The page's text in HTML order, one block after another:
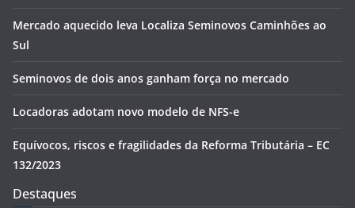
Mercado aquecido leva Localiza Seminovos Caminhões ao
Sul
Seminovos de dois anos ganham força no mercado
Locadoras adotam novo modelo de NFS-e
Equívocos, riscos e fragilidades da Reforma Tributária – EC
132/2023
Destaques